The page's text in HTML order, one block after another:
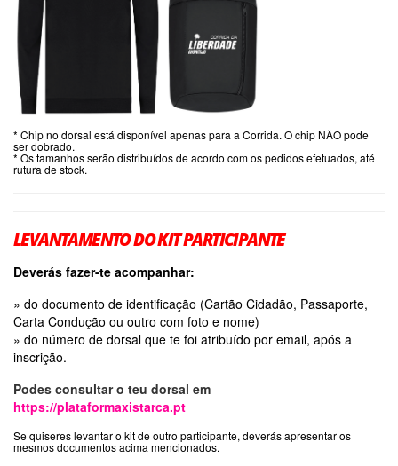
* Chip no dorsal está disponível apenas para a Corrida. O chip NÃO pode
ser dobrado.
* Os tamanhos serão distribuídos de acordo com os pedidos efetuados, até
rutura de stock.
LEVANTAMENTO DO KIT PARTICIPANTE
Deverás fazer-te acompanhar:
» do documento de identificação (Cartão Cidadão, Passaporte,
Carta Condução ou outro com foto e nome)
» do número de dorsal que te foi atribuído por email, após a
inscrição.
Podes consultar o teu dorsal em
https://plataformaxistarca.pt
Se quiseres levantar o kit de outro participante, deverás apresentar os
mesmos documentos acima mencionados.